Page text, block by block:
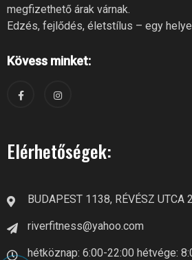
megfizethető árak várnak.
Edzés, fejlődés, életstílus – egy
Kövess minket:
Elérhetőségek:
BUDAPEST 1138, RÉVÉSZ UTCA
riverfitness@yahoo.com
hétköznap: 6:00-22:00 hétvége: